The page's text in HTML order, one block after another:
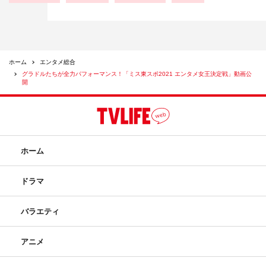
ホーム
エンタメ総合
グラドルたちが全力パフォーマンス！「ミス東スポ2021 エンタメ女王決定戦」動画公
開
ホーム
ドラマ
バラエティ
アニメ